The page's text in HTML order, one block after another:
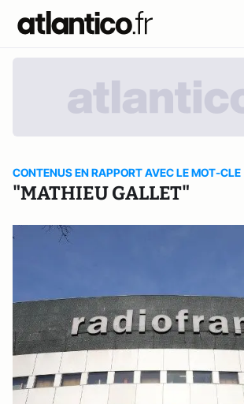
CONTENUS EN RAPPORT AVEC LE MOT-CLE
"MATHIEU GALLET"